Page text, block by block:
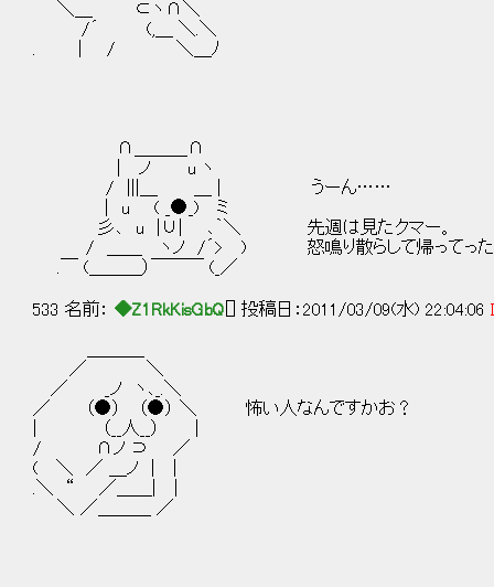
＼＿ ⊂ヽ∩＼
/´ (,＿ ＼.＼
. | / ＼＿ﾉ
∩＿＿＿∩
| ノ u ヽ
/ |||＿ ＿ | うーん……
| u ( _●_) ミ
彡､ u |∪| ､｀＼ 先週は見たクマー。
/ ＿＿ ヽノ /´> ) 怒鳴り散らして帰ってった
.￣ (＿＿＿）￣￣￣ (_／
533 名前： ◆Z1RkKisGbQ [] 投稿日：2011/03/09(水) 22:04:06
／ ＼
／ _ノ ヽ､_.＼
／ （●） （●） ＼ 怖い人なんですかお？
| （__人__） |
/ ∩ノ ⊃ ／
( ＼ ／ ＿ノ | |
.＼ “ ／＿＿| |
＼ ／＿＿＿ ／